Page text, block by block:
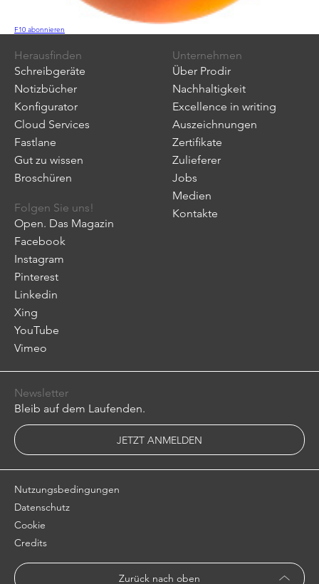
F10 abonnieren
Herausfinden
Schreibgeräte
Notizbücher
Konfigurator
Cloud Services
Fastlane
Gut zu wissen
Broschüren
Unternehmen
Über Prodir
Nachhaltigkeit
Excellence in writing
Auszeichnungen
Zertifikate
Zulieferer
Jobs
Medien
Kontakte
Folgen Sie uns!
Open. Das Magazin
Facebook
Instagram
Pinterest
Linkedin
Xing
YouTube
Vimeo
Newsletter
Bleib auf dem Laufenden.
JETZT ANMELDEN
Zurück nach oben
Nutzungsbedingungen
Datenschutz
Cookie
Credits